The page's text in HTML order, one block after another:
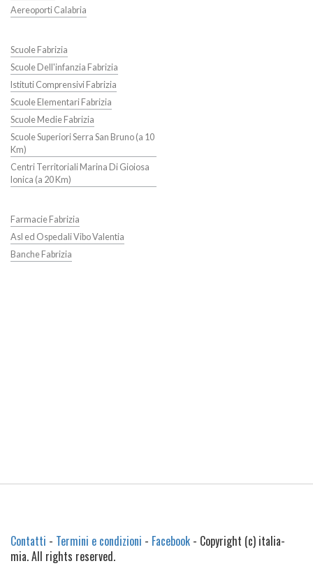
Aereoporti Calabria
Scuole Fabrizia
Scuole Dell'infanzia Fabrizia
Istituti Comprensivi Fabrizia
Scuole Elementari Fabrizia
Scuole Medie Fabrizia
Scuole Superiori Serra San Bruno (a 10
Km)
Centri Territoriali Marina Di Gioiosa
Ionica (a 20 Km)
Farmacie Fabrizia
Asl ed Ospedali Vibo Valentia
Banche Fabrizia
Contatti - Termini e condizioni - Facebook - Copyright (c) italia-
mia. All rights reserved.